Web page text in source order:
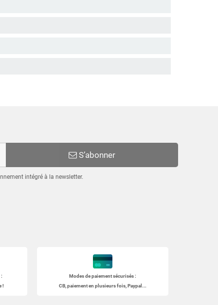
S’abonner
intégré à la newsletter.
:
!
Modes de paiement sécurisés :
CB, paiement en plusieurs fois, Paypal...